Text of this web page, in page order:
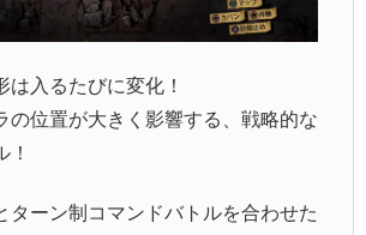
は入るたびに変化！
の位置が大きく影響する、戦略的な
！
ターン制コマンドバトルを合わせた